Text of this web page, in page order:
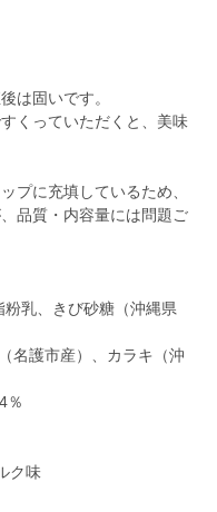
は固いです。
くっていただくと、美味
プに充填しているため、
品質・内容量には問題ご
乳、きび砂糖（沖縄県
名護市産）、カラキ（沖
％
ク味